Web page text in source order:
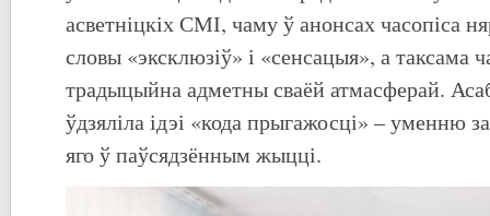
асветніцкіх СМІ, чаму ў анонсах часопіса
словы «эксклюзіў» і «сенсацыя», а таксама
традыцыйна адметны сваёй атмасферай.
ўдзяліла ідэі «кода прыгажосці» – уменню
яго ў паўсядзённым жыцці.